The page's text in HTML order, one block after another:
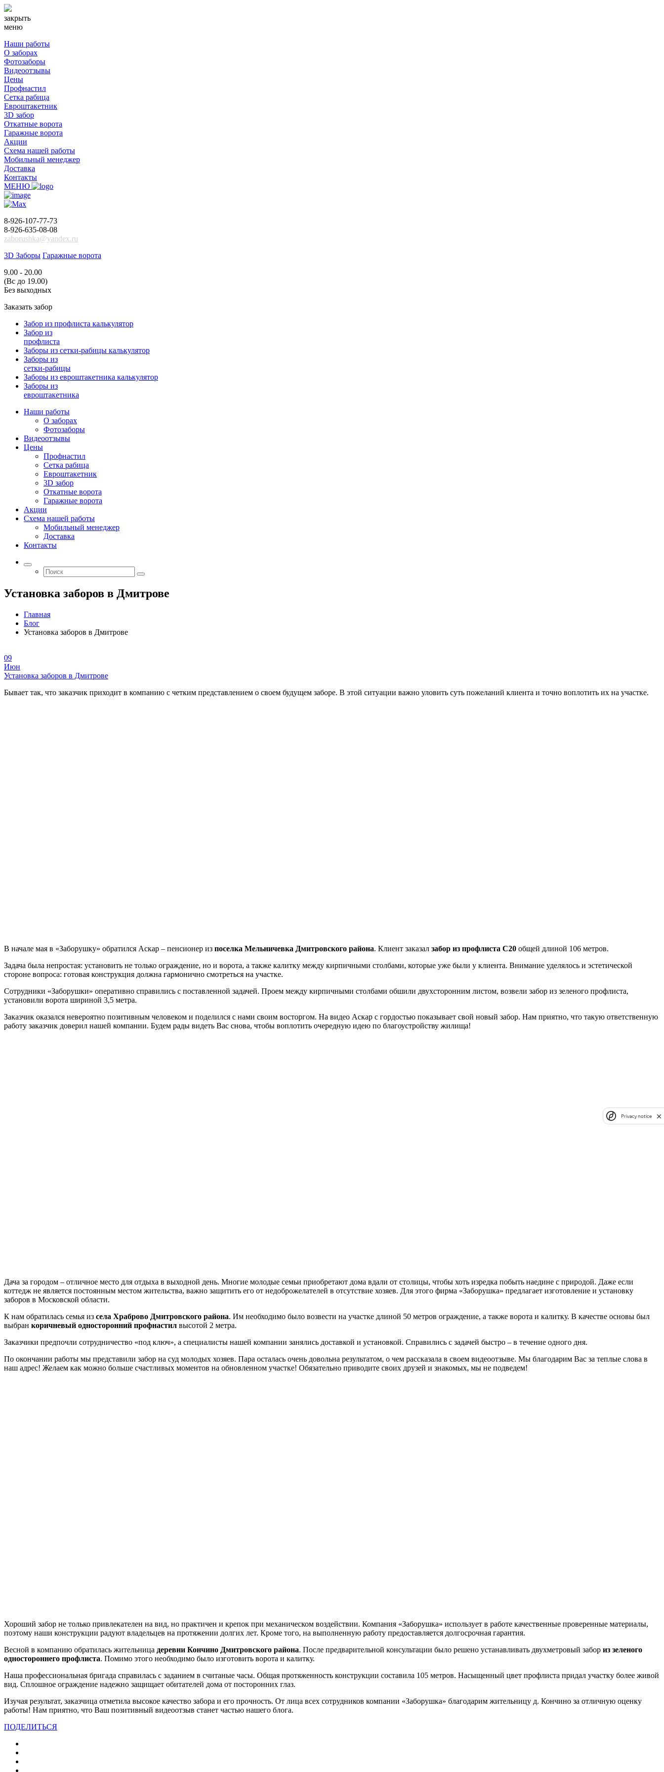
закрыть
меню
Наши работы
О заборах
Фотозаборы
Видеоотзывы
Цены
Профнастил
Сетка рабица
Евроштакетник
3D забор
Откатные ворота
Гаражные ворота
Акции
Схема нашей работы
Мобильный менеджер
Доставка
Контакты
МЕНЮ
8-926-107-77-73
8-926-635-08-08
zaborushka@yandex.ru
3D Заборы Гаражные ворота
9.00 - 20.00
(Вс до 19.00)
Без выходных
Заказать забор
Забор из профлиста калькулятор
Забор из
профлиста
Заборы из сетки-рабицы калькулятор
Заборы из
сетки-рабицы
Заборы из евроштакетника калькулятор
Заборы из
евроштакетника
Наши работы
О заборах
Фотозаборы
Видеоотзывы
Цены
Профнастил
Сетка рабица
Евроштакетник
3D забор
Откатные ворота
Гаражные ворота
Акции
Схема нашей работы
Мобильный менеджер
Доставка
Контакты
Установка заборов в Дмитрове
Главная
Блог
Установка заборов в Дмитрове
09
Июн
Установка заборов в Дмитрове
Бывает так, что заказчик приходит в компанию с четким представлением о своем будущем заборе. В этой ситуации важно уловить суть пожеланий клиента и точно воплотить их на участке.
В начале мая в «Заборушку» обратился Аскар – пенсионер из поселка Мельничевка Дмитровского района. Клиент заказал забор из профлиста С20 общей длиной 106 метров.
Задача была непростая: установить не только ограждение, но и ворота, а также калитку между кирпичными столбами, которые уже были у клиента. Внимание уделялось и эстетической
стороне вопроса: готовая конструкция должна гармонично смотреться на участке.
Сотрудники «Заборушки» оперативно справились с поставленной задачей. Проем между кирпичными столбами обшили двухсторонним листом, возвели забор из зеленого профлиста,
установили ворота шириной 3,5 метра.
Заказчик оказался невероятно позитивным человеком и поделился с нами своим восторгом. На видео Аскар с гордостью показывает свой новый забор. Нам приятно, что такую ответственную
работу заказчик доверил нашей компании. Будем рады видеть Вас снова, чтобы воплотить очередную идею по благоустройству жилища!
Дача за городом – отличное место для отдыха в выходной день. Многие молодые семьи приобретают дома вдали от столицы, чтобы хоть изредка побыть наедине с природой. Даже если
коттедж не является постоянным местом жительства, важно защитить его от недоброжелателей в отсутствие хозяев. Для этого фирма «Заборушка» предлагает изготовление и установку
заборов в Московской области.
К нам обратилась семья из села Храброво Дмитровского района. Им необходимо было возвести на участке длиной 50 метров ограждение, а также ворота и калитку. В качестве основы был
выбран коричневый односторонний профнастил высотой 2 метра.
Заказчики предпочли сотрудничество «под ключ», а специалисты нашей компании занялись доставкой и установкой. Справились с задачей быстро – в течение одного дня.
По окончании работы мы представили забор на суд молодых хозяев. Пара осталась очень довольна результатом, о чем рассказала в своем видеоотзыве. Мы благодарим Вас за теплые слова в
наш адрес! Желаем как можно больше счастливых моментов на обновленном участке! Обязательно приводите своих друзей и знакомых, мы не подведем!
Хороший забор не только привлекателен на вид, но практичен и крепок при механическом воздействии. Компания «Заборушка» использует в работе качественные проверенные материалы,
поэтому наши конструкции радуют владельцев на протяжении долгих лет. Кроме того, на выполненную работу предоставляется долгосрочная гарантия.
Весной в компанию обратилась жительница деревни Кончино Дмитровского района. После предварительной консультации было решено устанавливать двухметровый забор из зеленого
одностороннего профлиста. Помимо этого необходимо было изготовить ворота и калитку.
Наша профессиональная бригада справилась с заданием в считаные часы. Общая протяженность конструкции составила 105 метров. Насыщенный цвет профлиста придал участку более живой
вид. Сплошное ограждение надежно защищает обитателей дома от посторонних глаз.
Изучая результат, заказчица отметила высокое качество забора и его прочность. От лица всех сотрудников компании «Заборушка» благодарим жительницу д. Кончино за отличную оценку
работы! Нам приятно, что Ваш позитивный видеоотзыв станет частью нашего блога.
ПОДЕЛИТЬСЯ
Privacy notice